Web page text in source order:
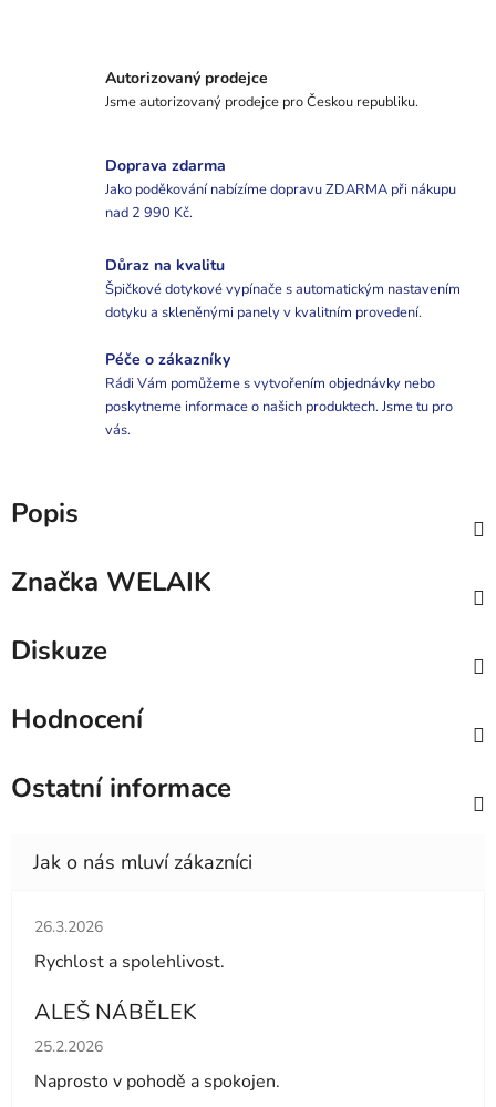
Autorizovaný prodejce
Jsme autorizovaný prodejce pro Českou republiku.
Doprava zdarma
Jako poděkování nabízíme dopravu ZDARMA při nákupu
nad 2 990 Kč.
Důraz na kvalitu
Špičkové dotykové vypínače s automatickým nastavením
dotyku a skleněnými panely v kvalitním provedení.
Péče o zákazníky
Rádi Vám pomůžeme s vytvořením objednávky nebo
poskytneme informace o našich produktech. Jsme tu pro
vás.
Popis
Značka WELAIK
Diskuze
Hodnocení
Ostatní informace
Hodnocení obchodu je 5 z 5 hvězdiček.
26.3.2026
Rychlost a spolehlivost.
ALEŠ NÁBĚLEK
Hodnocení obchodu je 5 z 5 hvězdiček.
25.2.2026
Naprosto v pohodě a spokojen.